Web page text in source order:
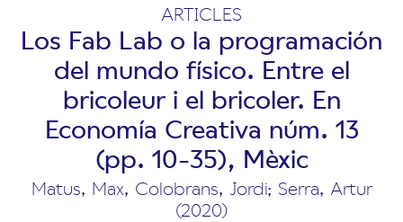
ARTICLES
Los Fab Lab o la programación
del mundo físico. Entre el
bricoleur i el bricoler. En
Economía Creativa núm. 13
(pp. 10-35), Mèxic
Matus, Max, Colobrans, Jordi; Serra, Artur
(2020)